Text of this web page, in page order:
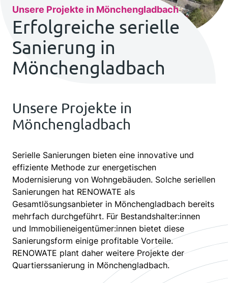
Unsere Projekte in Mönchengladbach
Erfolgreiche serielle
Sanierung in
Mönchengladbach
Unsere Projekte in
Mönchengladbach
Serielle Sanierungen bieten eine innovative und
effiziente Methode zur energetischen
Modernisierung von Wohngebäuden. Solche seriellen
Sanierungen hat RENOWATE als
Gesamtlösungsanbieter in Mönchengladbach bereits
mehrfach durchgeführt. Für Bestandshalter:innen
und Immobilieneigentümer:innen bietet diese
Sanierungsform einige profitable Vorteile.
RENOWATE plant daher weitere Projekte der
Quartierssanierung in Mönchengladbach.